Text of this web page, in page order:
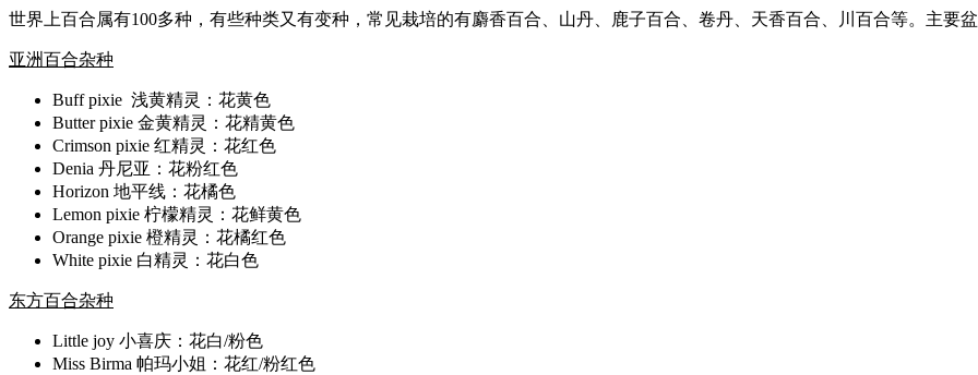
世界上百合属有100多种，有些种类又有变种，常见栽培的有麝香百合、山丹、鹿子百合、卷丹、天香百合、川百合等。主要
亚洲百合杂种
Buff pixie 浅黄精灵：花黄色
Butter pixie 金黄精灵：花精黄色
Crimson pixie 红精灵：花红色
Denia 丹尼亚：花粉红色
Horizon 地平线：花橘色
Lemon pixie 柠檬精灵：花鲜黄色
Orange pixie 橙精灵：花橘红色
White pixie 白精灵：花白色
东方百合杂种
Little joy 小喜庆：花白/粉色
Miss Birma 帕玛小姐：花红/粉红色